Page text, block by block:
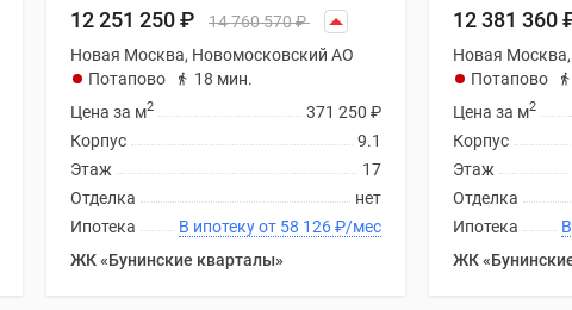
12 251 250₽ 14 760 570₽
Новая Москва, Новомосковский АО
Потапово
18 мин.
371 250 ₽
Цена за м2
9.1
Корпус
17
Этаж
нет
Отделка
В ипотеку от 58 126₽/мес
Ипотека
ЖК «Бунинские кварталы»
12 381 360
Новая
Потапово
Цена за м2
Корпус
Этаж
Отделка
Ипотека
ЖК